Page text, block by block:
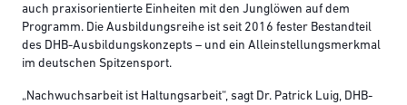
auch praxisorientierte Einheiten mit den Junglöwen auf dem
Programm. Die Ausbildungsreihe ist seit 2016 fester Bestandteil
des DHB-Ausbildungskonzepts – und ein Alleinstellungsmerkmal
im deutschen Spitzensport.
„Nachwuchsarbeit ist Haltungsarbeit“, sagt Dr. Patrick Luig, DHB-